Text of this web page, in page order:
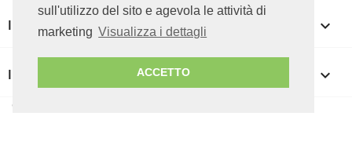
sull'utilizzo del sito e agevola le attività di
marketing Visualizza i dettagli
ACCETTO
IL TUO ACCOUNT 
INFORMAZIONI NEGOZIO keyboard_arrow_down
© 2026 ICT CUBE srl - P.IVA 07085050727